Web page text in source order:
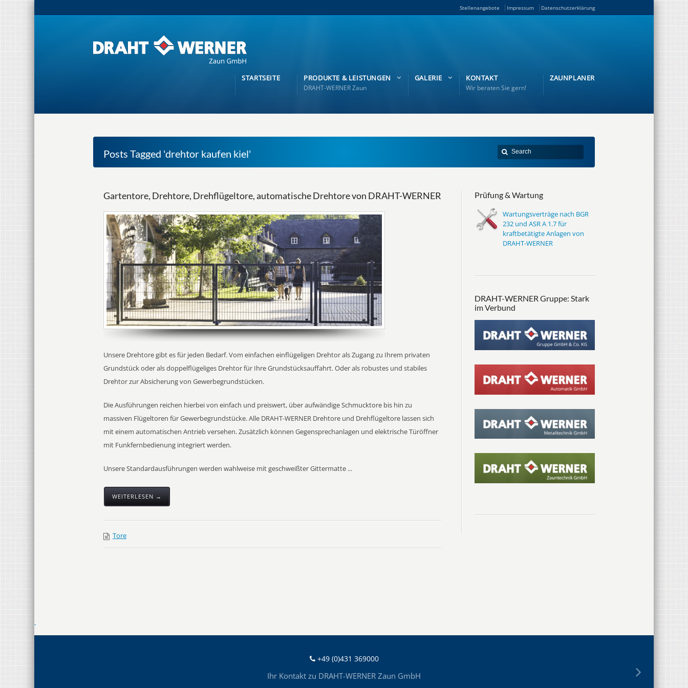
Stellenangebote Impressum Datenschutzerklärung
STARTSEITE PRODUKTE & LEISTUNGEN
DRAHT-WERNER Zaun
GALERIE KONTAKT
Wir beraten Sie gern!
ZAUNPLANER
Posts Tagged 'drehtor kaufen kiel'
Gartentore, Drehtore, Drehflügeltore, automatische Drehtore von DRAHT-WERNER
Unsere Drehtore gibt es für jeden Bedarf. Vom einfachen einflügeligen Drehtor als Zugang zu Ihrem privaten
Grundstück oder als doppelflügeliges Drehtor für Ihre Grundstücksauffahrt. Oder als robustes und stabiles
Drehtor zur Absicherung von Gewerbegrundstücken.
Die Ausführungen reichen hierbei von einfach und preiswert, über aufwändige Schmucktore bis hin zu
massiven Flügeltoren für Gewerbegrundstücke. Alle DRAHT-WERNER Drehtore und Drehflügeltore lassen sich
mit einem automatischen Antrieb versehen. Zusätzlich können Gegensprechanlagen und elektrische Türöffner
mit Funkfernbedienung integriert werden.
Unsere Standardausführungen werden wahlweise mit geschweißter Gittermatte ...
WEITERLESEN →
Tore
Prüfung & Wartung
Wartungsverträge nach BGR
232 und ASR A 1.7 für
kraftbetätigte Anlagen von
DRAHT-WERNER
DRAHT-WERNER Gruppe: Stark
im Verbund
+49 (0)431 369000
Ihr Kontakt zu DRAHT-WERNER Zaun GmbH